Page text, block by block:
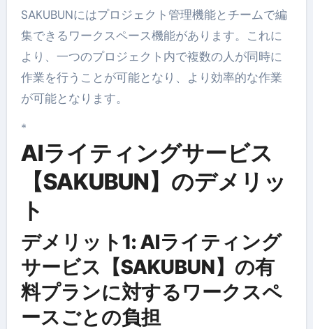
SAKUBUNにはプロジェクト管理機能とチームで編
集できるワークスペース機能があります。これに
より、一つのプロジェクト内で複数の人が同時に
作業を行うことが可能となり、より効率的な作業
が可能となります。
*
AIライティングサービス
【SAKUBUN】のデメリッ
ト
デメリット1: AIライティング
サービス【SAKUBUN】の有
料プランに対するワークスペ
ースごとの負担